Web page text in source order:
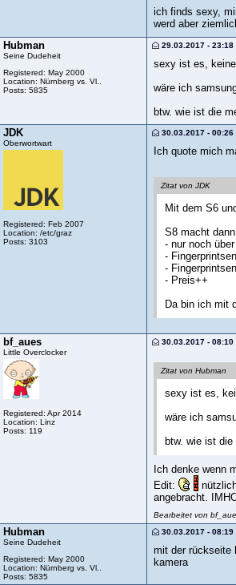
ich finds sexy,
werd aber
Hubman
Seine Dudeheit
Registered: May 2000
Location: Nürnberg vs. Vl..
Posts: 5835
29.03.2017 - 23:18
sexy ist es,
wäre ich
btw. wie ist die
JDK
Oberwortwart
Registered: Feb 2007
Location: /etc/graz
Posts: 3103
30.03.2017 - 00:26
Ich quote mich
Zitat von JDK
Mit dem S6
S8 macht
- nur noch
-
-
- Preis++
Da bin ich mit
bf_aues
Little Overclocker
Registered: Apr 2014
Location: Linz
Posts: 119
30.03.2017 - 08:10
Zitat von Hubman
sexy ist es,
wäre ich
btw. wie ist
Ich denke wenn
Edit:
angebracht.
Bearbeitet von
Hubman
Seine Dudeheit
Registered: May 2000
Location: Nürnberg vs. Vl..
Posts: 5835
30.03.2017 - 08:19
mit der rückseite
kamera